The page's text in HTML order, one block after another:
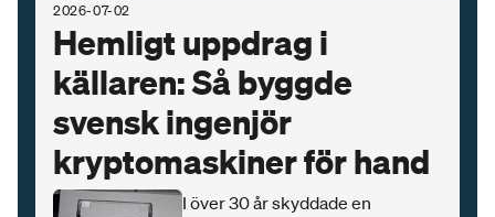
2026-07-02
Hemligt uppdrag i
källaren: Så byggde
svensk ingenjör
kryptomaskiner för hand
I över 30 år skyddade en